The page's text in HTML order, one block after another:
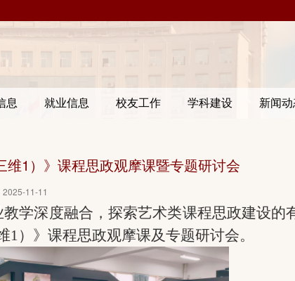
息 就业信息 校友工作 学科建设 新闻动
1）》课程思政观摩课暨专题研讨会
2025-11-11
学深度融合，探索艺术类课程思政建设的
1）》课程思政观摩课及专题研讨会。